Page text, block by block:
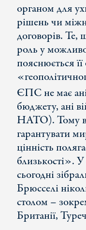
органом для
рішень чи
договорів. Те,
роль у
пояснюється
ЄПС не має ані
бюджету, ані
НАТО). Тому
гарантувати
цінність
близькості». У
сьогодні
Брюсселі
столом –
Британії,